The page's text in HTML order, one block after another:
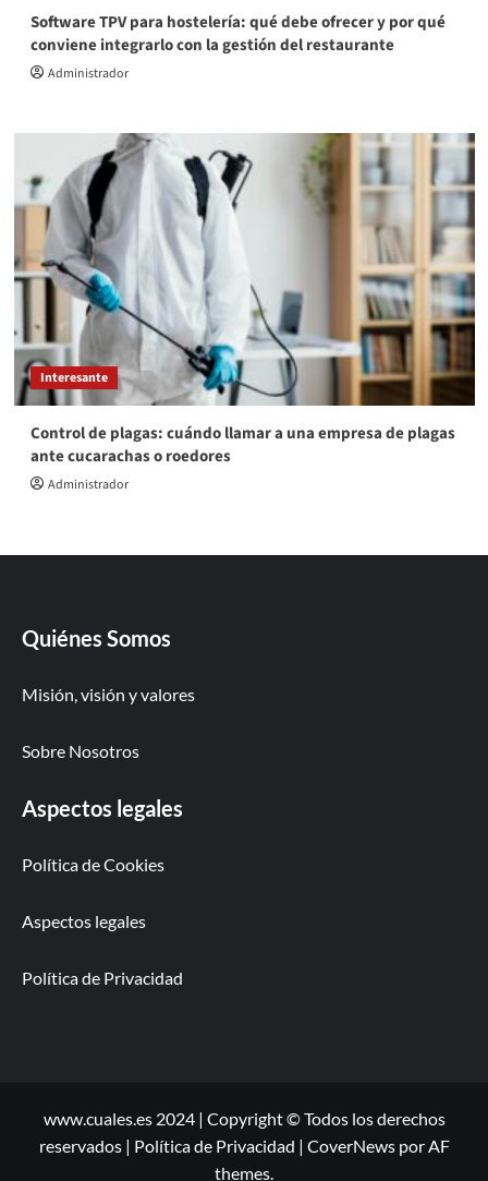
Software TPV para hostelería: qué debe ofrecer y por qué
conviene integrarlo con la gestión del restaurante
Administrador
Interesante
Control de plagas: cuándo llamar a una empresa de plagas
ante cucarachas o roedores
Administrador
Quiénes Somos
Misión, visión y valores
Sobre Nosotros
Aspectos legales
Política de Cookies
Aspectos legales
Política de Privacidad
www.cuales.es 2024 | Copyright © Todos los derechos
reservados | Política de Privacidad | CoverNewspor AF
themes.